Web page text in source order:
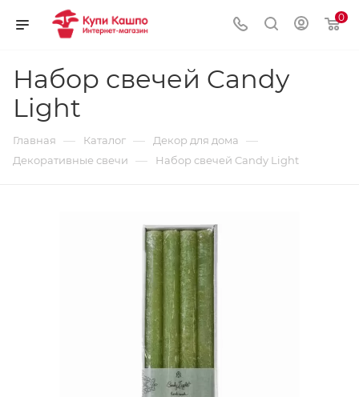
0
Набор свечей Candy
Light
Главная — Каталог — Декор для дома —
Декоративные свечи — Набор свечей Candy Light